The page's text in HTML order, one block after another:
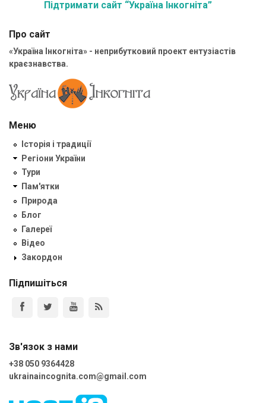
Підтримати сайт “Україна Інкогніта”
Про сайт
«Україна Інкогніта» - неприбутковий проект ентузіастів
краєзнавства.
Меню
Історія і традиції
Регіони України
Тури
Пам'ятки
Природа
Блог
Галереї
Відео
Закордон
Підпишіться
Зв'язок з нами
+38 050 9364428
ukrainaincognita.com@gmail.com